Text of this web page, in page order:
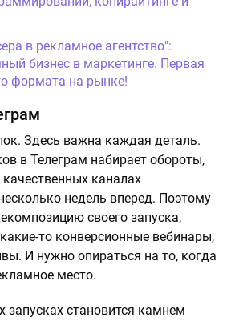
в рекламное агентство":
бизнес в маркетинге. Первая
формата на рынке!
Здесь важна каждая деталь.
в Телеграм набирает обороты,
каналах
недель вперед. Поэтому
своего запуска,
то конверсионные вебинары,
И нужно опираться на то, когда
место.
запусках становится камнем